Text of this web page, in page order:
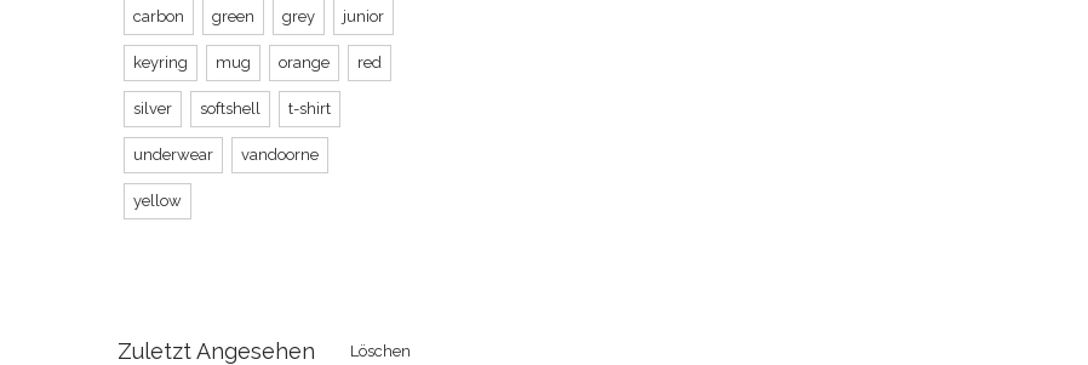
carbon green grey junior
keyring mug orange red
silver softshell t-shirt
underwear vandoorne
yellow
Zuletzt Angesehen Löschen